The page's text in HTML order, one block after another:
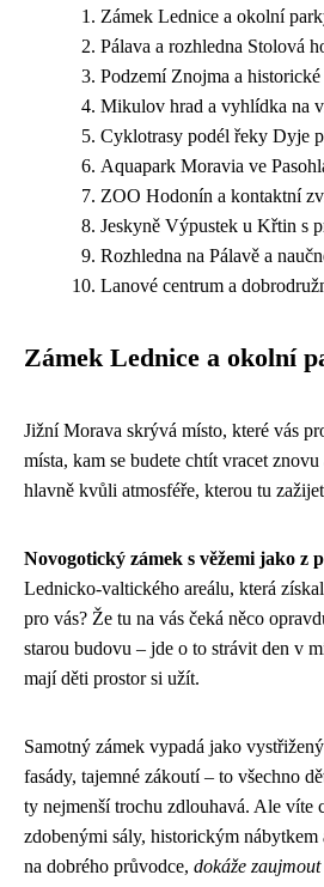
Zámek Lednice a okolní
Pálava a rozhledna Stolová
Podzemí Znojma a historické
Mikulov hrad a vyhlídka na
Cyklotrasy podél řeky Dyje
Aquapark Moravia ve
ZOO Hodonín a kontaktní
Jeskyně Výpustek u Křtin s
Rozhledna na Pálavě a
Lanové centrum a
Zámek Lednice a okolní
Jižní Morava skrývá místo, které vás
místa, kam se budete chtít vracet
hlavně kvůli atmosféře, kterou tu
Novogotický zámek s věžemi jako z
Lednicko-valtického areálu, která
pro vás? Že tu na vás čeká něco
starou budovu – jde o to strávit den v
mají děti prostor si užít.
Samotný zámek vypadá jako
fasády, tajemné zákoutí – to všechno
ty nejmenší trochu zdlouhavá. Ale víte
zdobenými sály, historickým
na dobrého průvodce, dokáže